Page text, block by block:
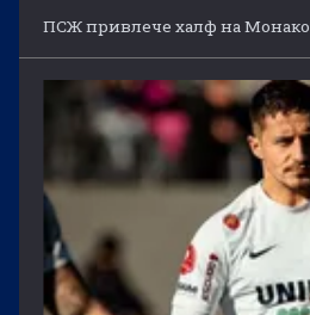
ПСЖ привлече халф на Монако